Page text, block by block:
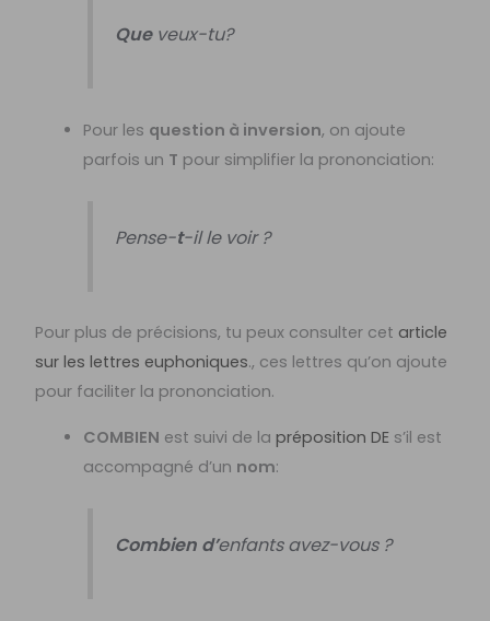
Queveux-tu?
Pour les question à inversion, on ajoute
parfois un T pour simplifier la prononciation:
Pense-t-il le voir ?
Pour plus de précisions, tu peux consulter cet article
sur les lettres euphoniques., ces lettres qu’on ajoute
pour faciliter la prononciation.
COMBIEN est suivi de la préposition DE s’il est
accompagné d’un nom:
Combien d’enfants avez-vous ?